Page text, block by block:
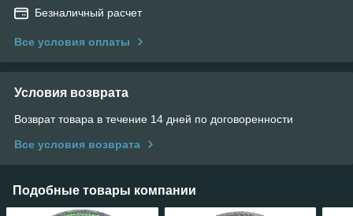
Безналичный расчет
Все условия оплаты
Условия возврата
Возврат товара в течение 14 дней по договоренности
Все условия возврата
Подобные товары компании